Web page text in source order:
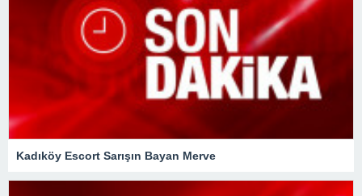
Kadıköy Escort Sarışın Bayan Merve